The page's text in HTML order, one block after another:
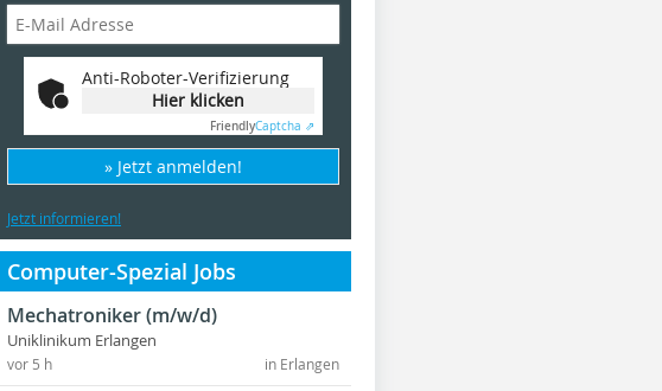
Anti-Roboter-Verifizierung
Hier klicken
FriendlyCaptcha ⇗
» Jetzt anmelden!
Jetzt informieren!
Computer-Spezial Jobs
Mechatroniker (m/w/d)
Uniklinikum Erlangen
in Erlangen
vor 5 h